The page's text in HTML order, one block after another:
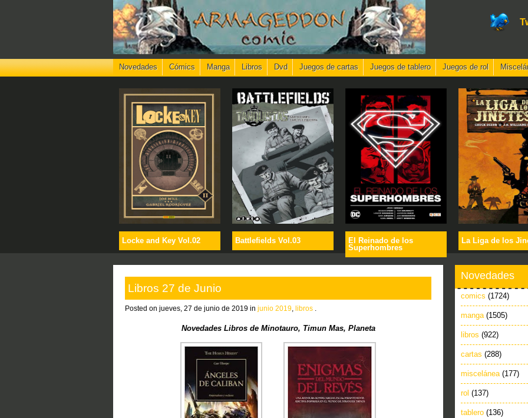
Novedades Cómics Manga Libros Dvd Juegos de cartas Juegos de tablero Juegos de rol
Locke and Key Vol.02 Battlefields Vol.03
El Reinado de los
Superhombres
La Liga de los
Libros 27 de Junio
Posted on jueves, 27 de junio de 2019 in junio 2019 libros
Novedades Libros de Minotauro, Timun Mas, Planeta
Novedades
comics (1724)
manga (1505)
libros (922)
cartas (288)
miscelánea (177)
rol (137)
tablero (136)